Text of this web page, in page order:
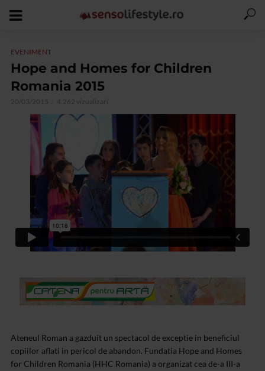
EVENIMENT
Hope and Homes for Children
Romania 2015
20/03/2015 4.262 vizualizari
Ateneul Roman a gazduit un spectacol de exceptie in beneficiul
copiilor aflati in pericol de abandon. Fundatia Hope and Homes
for Children Romania (HHC Romania) a organizat cea de-a III-a